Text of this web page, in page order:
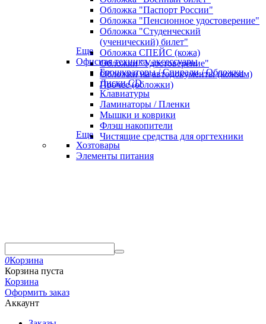
Обложка "Паспорт России"
Обложка "Пенсионное удостоверение"
Обложка "Студенческий
(ученический) билет"
Обложка СПЕЙС (кожа)
Обложки "Удостоверение"
Обложки на автодокументы (кожзам)
Прочее (обложки)
Еще
Офисная техника, аксессуары
Брошураторы / Спирали / Обложки
Диски CD
Клавиатуры
Ламинаторы / Пленки
Мышки и коврики
Флэш накопители
Чистящие средства для оргтехники
Еще
Хозтовары
Элементы питания
0Корзина
Корзина пуста
Корзина
Оформить заказ
Аккаунт